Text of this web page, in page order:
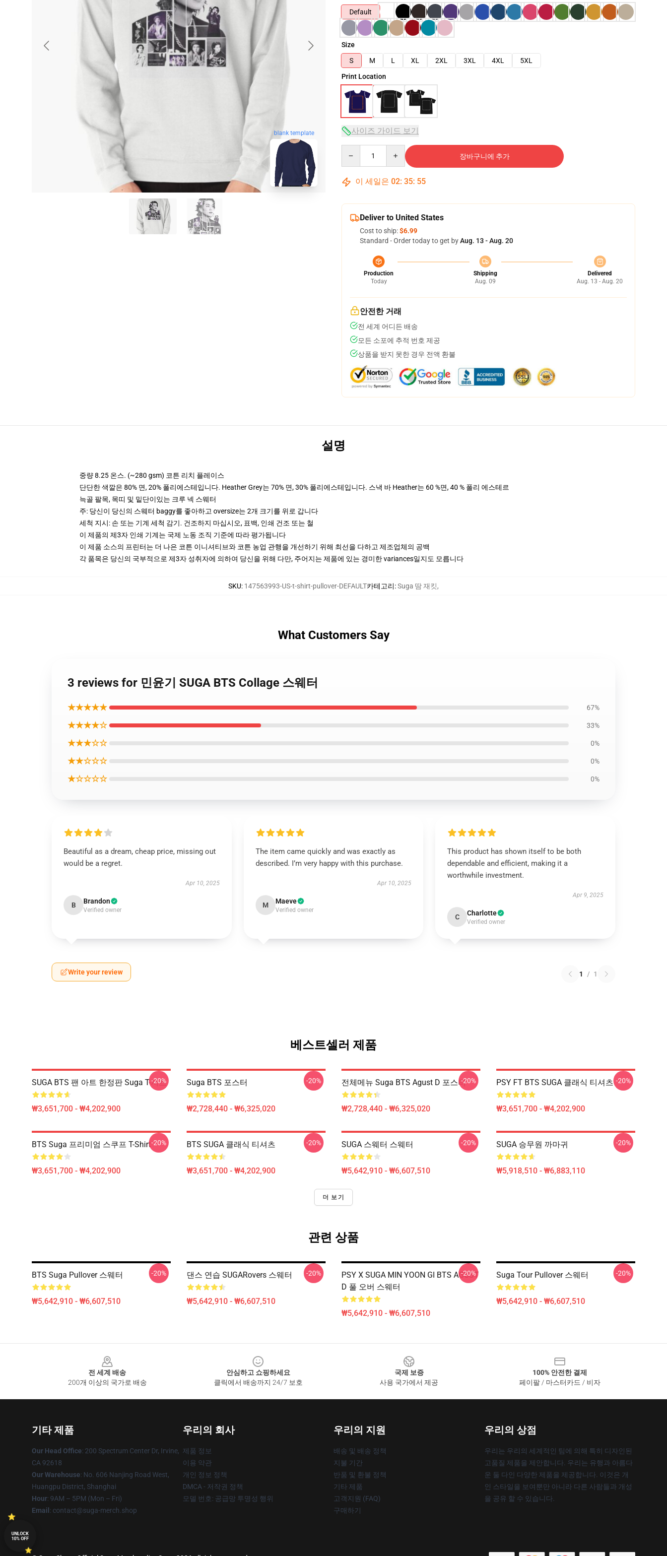
blank template
Default
Size
S
M L XL 2XL 3XL 4XL
5XL
Print Location
사이즈 가이드 보기
장바구니에 추가
이 세일은 02: 35: 54
Deliver to United States
Cost to ship:$6.99
Standard - Order today to get byAug. 13 - Aug. 20
Production
Today
Shipping
Aug. 09
Delivered
Aug. 13 - Aug. 20
안전한 거래
전 세계 어디든 배송
모든 소포에 추적 번호 제공
상품을 받지 못한 경우 전액 환불
설명
중량 8.25 온스. (~280 gsm) 코튼 리치 플레이스
단단한 색깔은 80% 면, 20% 폴리에스테입니다. Heather Grey는 70% 면, 30% 폴리에스테입니다. 스낵 바 Heather는 60 %면, 40 % 폴리 에스테르
늑골 팔목, 목띠 및 밑단이있는 크루 넥 스웨터
주: 당신이 당신의 스웨터 baggy를 좋아하고 oversize는 2개 크기를 위로 갑니다
세척 지시: 손 또는 기계 세척 감기. 건조하지 마십시오, 표백, 인쇄 건조 또는 철
이 제품의 제3자 인쇄 기계는 국제 노동 조직 기준에 따라 평가됩니다
이 제품 소스의 프린터는 더 나은 코튼 이니셔티브와 코튼 농업 관행을 개선하기 위해 최선을 다하고 제조업체의 공백
각 품목은 당신의 국부적으로 제3자 성취자에 의하여 당신을 위해 다만, 주어지는 제품에 있는 경미한 variances일지도 모릅니다
SKU: 147563993-US-t-shirt-pullover-DEFAULT카테고리:Suga 땀 재킷,
What Customers Say
3 reviews for 민윤기 SUGA BTS Collage 스웨터
★★★★★ 67%
★★★★☆ 33%
★★★☆☆ 0%
★★☆☆☆ 0%
★☆☆☆☆ 0%
Beautiful as a dream, cheap price, missing out
would be a regret.
Apr 10, 2025
B Brandon
Verified owner
The item came quickly and was exactly as
described. I’m very happy with this purchase.
Apr 10, 2025
M Maeve
Verified owner
This product has shown itself to be both
dependable and efficient, making it a
worthwhile investment.
Apr 9, 2025
C Charlotte
Verified owner
Write your review 1 / 1
베스트셀러 제품
SUGA BTS 팬 아트 한정판 Suga T-셔츠
₩3,651,700 - ₩4,202,900
-20% Suga BTS 포스터
₩2,728,440 - ₩6,325,020
-20% 전체메뉴 Suga BTS Agust D 포스터
₩2,728,440 - ₩6,325,020
-20% PSY FT BTS SUGA 클래식 티셔츠
₩3,651,700 - ₩4,202,900
-20%
BTS Suga 프리미엄 스쿠프 T-Shirt
₩3,651,700 - ₩4,202,900
-20% BTS SUGA 클래식 티셔츠
₩3,651,700 - ₩4,202,900
-20% SUGA 스웨터 스웨터
₩5,642,910 - ₩6,607,510
-20% SUGA 승무원 까마귀
₩5,918,510 - ₩6,883,110
-20%
더 보기
관련 상품
BTS Suga Pullover 스웨터
₩5,642,910 - ₩6,607,510
-20% 댄스 연습 SUGARovers 스웨터
₩5,642,910 - ₩6,607,510
-20%
PSY X SUGA MIN YOON GI BTS AGUST
D 풀 오버 스웨터
₩5,642,910 - ₩6,607,510
-20% Suga Tour Pullover 스웨터
₩5,642,910 - ₩6,607,510
-20%
전 세계 배송
200개 이상의 국가로 배송
안심하고 쇼핑하세요
클릭에서 배송까지 24/7 보호
국제 보증
사용 국가에서 제공
100% 안전한 결제
페이팔 / 마스터카드 / 비자
기타 제품
Our Head Office: 200 Spectrum Center Dr, Irvine,
CA 92618
Our Warehouse: No. 606 Nanjing Road West,
Huangpu District, Shanghai
Hour: 9AM – 5PM (Mon – Fri)
Email : contact@suga-merch.shop
우리의 회사
제품 정보
이용 약관
개인 정보 정책
DMCA - 저작권 정책
모델 번호: 공급망 투명성 행위
우리의 지원
배송 및 배송 정책
지불 기간
반품 및 환불 정책
기타 제품
고객지원 (FAQ)
구매하기
우리의 상점
우리는 우리의 세계적인 팀에 의해 특히 디자인된
고품질 제품을 제안합니다. 우리는 유행과 아름다
운 둘 다인 다양한 제품을 제공합니다. 이것은 개
인 스타일을 보여뿐만 아니라 다른 사람들과 개성
을 공유 할 수 있습니다.
UNLOCK
10% OFF